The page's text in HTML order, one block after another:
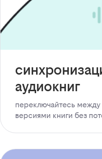
аудиокниг
переключайтесь между
версиями книги без